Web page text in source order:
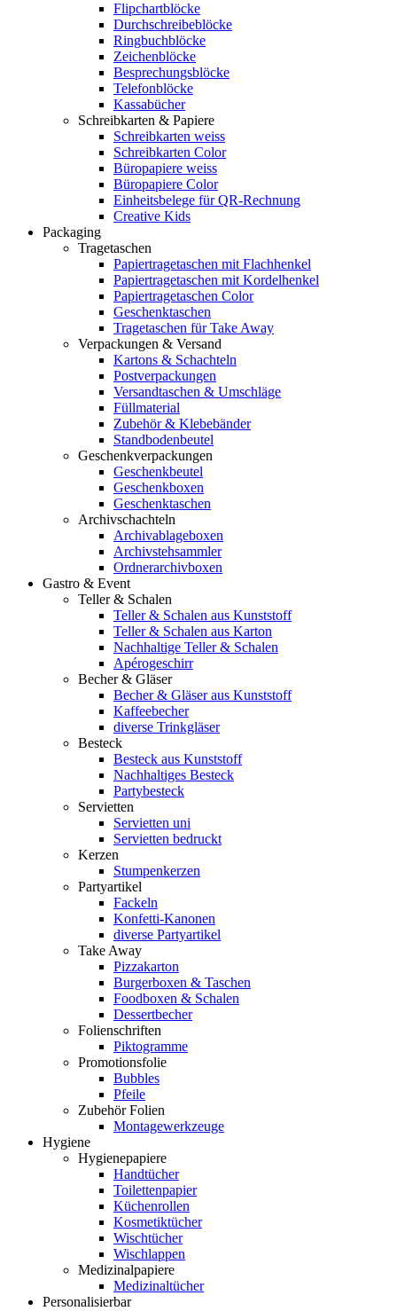
Flipchartblöcke
Durchschreibeblöcke
Ringbuchblöcke
Zeichenblöcke
Besprechungsblöcke
Telefonblöcke
Kassabücher
Schreibkarten & Papiere
Schreibkarten weiss
Schreibkarten Color
Büropapiere weiss
Büropapiere Color
Einheitsbelege für QR-Rechnung
Creative Kids
Packaging
Tragetaschen
Papiertragetaschen mit Flachhenkel
Papiertragetaschen mit Kordelhenkel
Papiertragetaschen Color
Geschenktaschen
Tragetaschen für Take Away
Verpackungen & Versand
Kartons & Schachteln
Postverpackungen
Versandtaschen & Umschläge
Füllmaterial
Zubehör & Klebebänder
Standbodenbeutel
Geschenkverpackungen
Geschenkbeutel
Geschenkboxen
Geschenktaschen
Archivschachteln
Archivablageboxen
Archivstehsammler
Ordnerarchivboxen
Gastro & Event
Teller & Schalen
Teller & Schalen aus Kunststoff
Teller & Schalen aus Karton
Nachhaltige Teller & Schalen
Apérogeschirr
Becher & Gläser
Becher & Gläser aus Kunststoff
Kaffeebecher
diverse Trinkgläser
Besteck
Besteck aus Kunststoff
Nachhaltiges Besteck
Partybesteck
Servietten
Servietten uni
Servietten bedruckt
Kerzen
Stumpenkerzen
Partyartikel
Fackeln
Konfetti-Kanonen
diverse Partyartikel
Take Away
Pizzakarton
Burgerboxen & Taschen
Foodboxen & Schalen
Dessertbecher
Folienschriften
Piktogramme
Promotionsfolie
Bubbles
Pfeile
Zubehör Folien
Montagewerkzeuge
Hygiene
Hygienepapiere
Handtücher
Toilettenpapier
Küchenrollen
Kosmetiktücher
Wischtücher
Wischlappen
Medizinalpapiere
Medizinaltücher
Personalisierbar